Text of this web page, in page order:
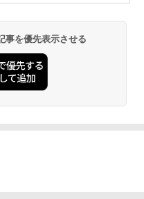
事を優先表示させる